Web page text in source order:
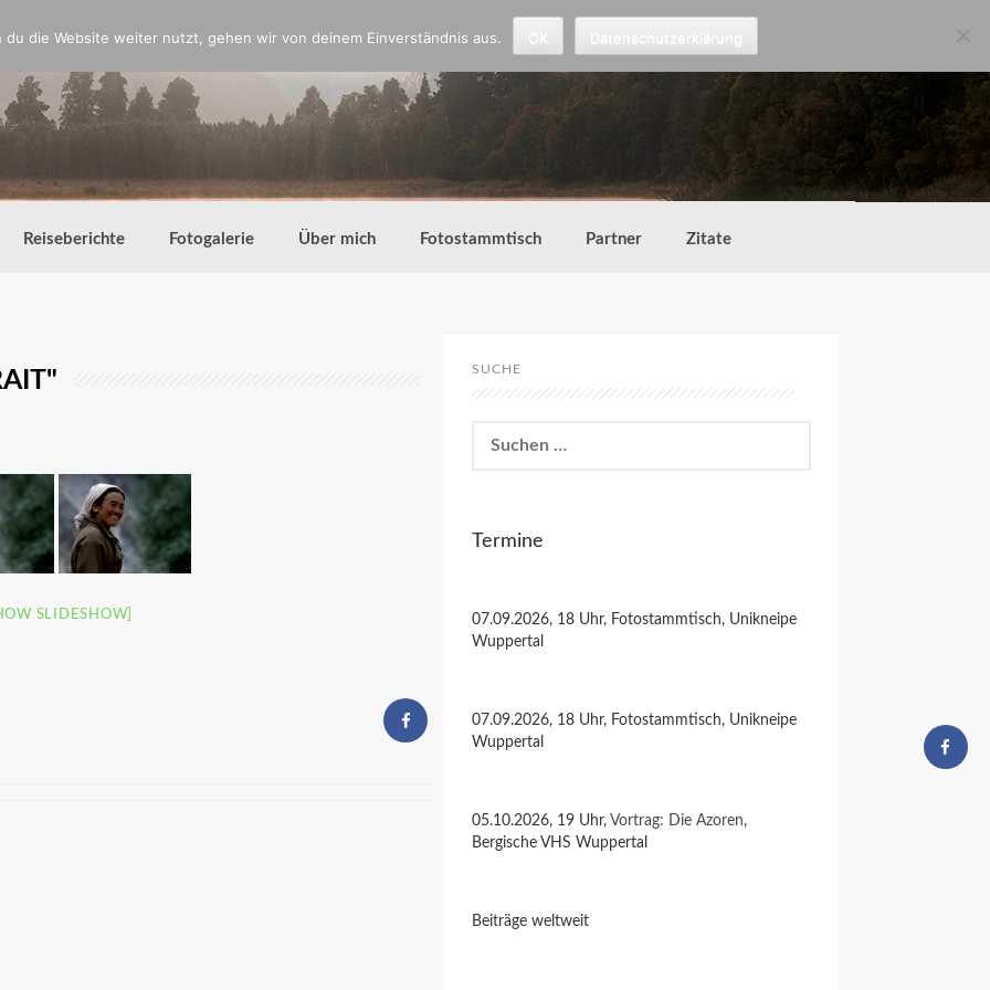
Reiseberichte Fotogalerie Über mich Fotostammtisch Partner Zitate
SLIDESHOW]
SUCHE
nach:
Termine
07.09.2026, 18 Uhr, Fotostammtisch, Unikneipe
Wuppertal
07.09.2026, 18 Uhr, Fotostammtisch, Unikneipe
Wuppertal
05.10.2026, 19 Uhr, Vortrag: Die Azoren,
Bergische VHS Wuppertal
Beiträge weltweit
die Website weiter nutzt, gehen wir von deinem Einverständnis aus.